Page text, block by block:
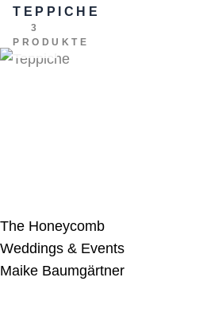
TEPPICHE
3
PRODUKTE
The Honeycomb
Weddings & Events
Maike Baumgärtner